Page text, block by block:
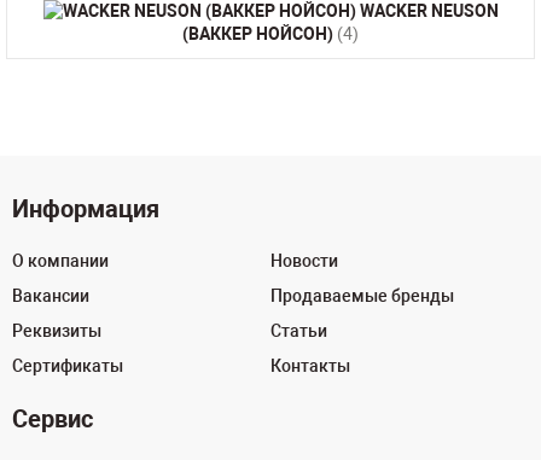
WACKER NEUSON
(ВАККЕР НОЙСОН) (4)
Информация
О компании
Вакансии
Реквизиты
Сертификаты
Новости
Продаваемые бренды
Статьи
Контакты
Сервис